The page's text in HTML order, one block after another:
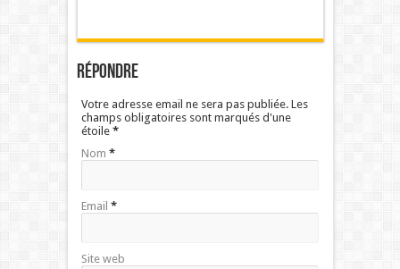
Répondre
Votre adresse email ne sera pas publiée. Les
champs obligatoires sont marqués d'une
étoile *
Nom *
Email *
Site web